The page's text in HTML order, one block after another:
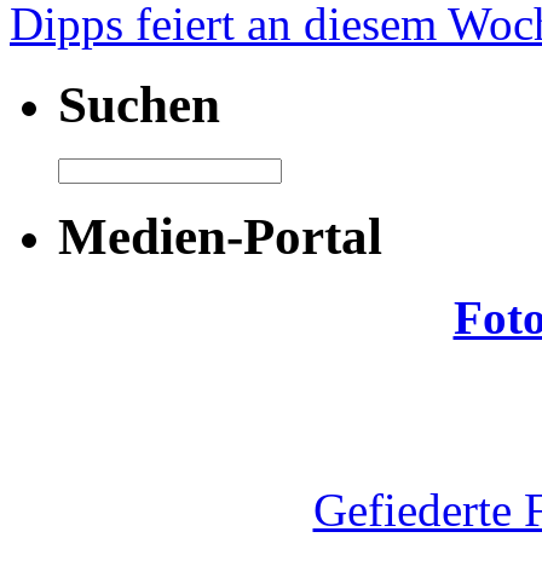
Dipps feiert an diesem
Suchen
Medien-Portal
Gefiederte